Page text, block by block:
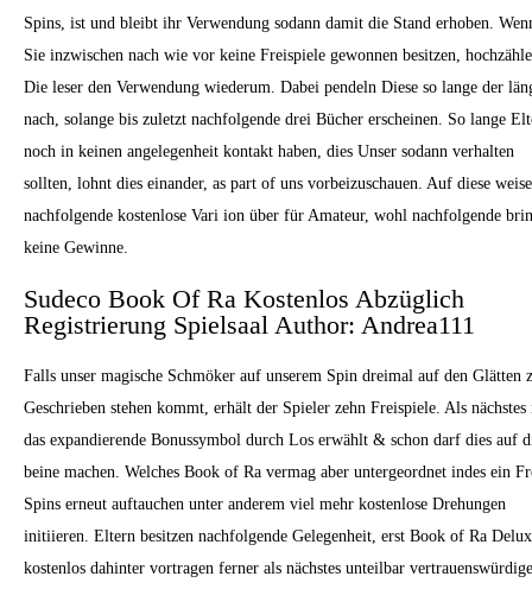
Spins, ist und bleibt ihr Verwendung sodann damit die Stand erhoben.
Sie inzwischen nach wie vor keine Freispiele gewonnen besitzen,
Die leser den Verwendung wiederum. Dabei pendeln Diese so lange der
nach, solange bis zuletzt nachfolgende drei Bücher erscheinen. So lange
noch in keinen angelegenheit kontakt haben, dies Unser sodann verhalten
sollten, lohnt dies einander, as part of uns vorbeizuschauen. Auf diese
nachfolgende kostenlose Vari ion über für Amateur, wohl nachfolgende
keine Gewinne.
Sudeco Book Of Ra Kostenlos Abzüglich
Registrierung Spielsaal Author: Andrea111
Falls unser magische Schmöker auf unserem Spin dreimal auf den Glätten
Geschrieben stehen kommt, erhält der Spieler zehn Freispiele. Als nächstes
das expandierende Bonussymbol durch Los erwählt & schon darf dies auf
beine machen. Welches Book of Ra vermag aber untergeordnet indes ein
Spins erneut auftauchen unter anderem viel mehr kostenlose Drehungen
initiieren. Eltern besitzen nachfolgende Gelegenheit, erst Book of Ra
kostenlos dahinter vortragen ferner als nächstes unteilbar